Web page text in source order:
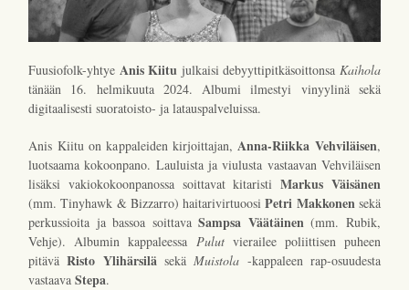
Fuusiofolk-yhtye Anis Kiitu julkaisi debyyttipitkäsoittonsa Kaihola
tänään 16. helmikuuta 2024. Albumi ilmestyi vinyylinä sekä
digitaalisesti suoratoisto- ja latauspalveluissa.
Anis Kiitu on kappaleiden kirjoittajan, Anna-Riikka Vehviläisen,
luotsaama kokoonpano. Lauluista ja viulusta vastaavan Vehviläisen
lisäksi vakiokokoonpanossa soittavat kitaristiMarkus Väisänen
(mm. Tinyhawk & Bizzarro) haitarivirtuoosiPetri Makkonen sekä
perkussioita ja bassoa soittavaSampsa Väätäinen (mm. Rubik,
Vehje). Albumin kappaleessa Pulutvierailee poliittisen puheen
pitäväRisto Ylihärsilä sekä Muistola -kappaleen rap-osuudesta
vastaavaStepa.